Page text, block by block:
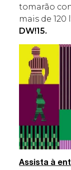
tomarão
mais de
DW!15.
Assista à